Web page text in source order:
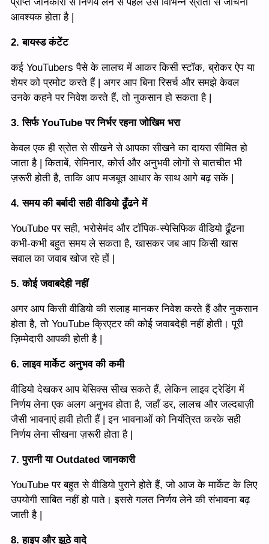
आवश्यक होता है |
2. बायस्ड कंटेंट
कई YouTubers पैसे के लालच में आकर किसी स्टॉक, ब्रोकर ऐप या
शेयर को प्रमोट करते हैं | अगर आप बिना रिसर्च और समझे केवल
उनके कहने पर निवेश करते हैं, तो नुकसान हो सकता है |
3. सिर्फ YouTube पर निर्भर रहना जोखिम भरा
केवल एक ही स्रोत से सीखने से आपका सीखने का दायरा सीमित हो
जाता है | किताबें, सेमिनार, कोर्स और अनुभवी लोगों से बातचीत भी
ज़रूरी होती है, ताकि आप मजबूत आधार के साथ आगे बढ़ सकें |
4. समय की बर्बादी सही वीडियो ढूँढने में
YouTube पर सही, भरोसेमंद और टॉपिक-स्पेसिफिक वीडियो ढूँढना
कभी-कभी बहुत समय ले सकता है, खासकर जब आप किसी खास
सवाल का जवाब खोज रहे हों |
5. कोई जवाबदेही नहीं
अगर आप किसी वीडियो की सलाह मानकर निवेश करते हैं और नुकसान
होता है, तो YouTube क्रिएटर की कोई जवाबदेही नहीं होती। पूरी
ज़िम्मेदारी आपकी होती है |
6. लाइव मार्केट अनुभव की कमी
वीडियो देखकर आप बेसिक्स सीख सकते हैं, लेकिन लाइव ट्रेडिंग में
निर्णय लेना एक अलग अनुभव होता है, जहाँ डर, लालच और जल्दबाज़ी
जैसी भावनाएं हावी होती हैं | इन भावनाओं को नियंत्रित करके सही
निर्णय लेना सीखना ज़रूरी होता है |
7. पुरानी या Outdated जानकारी
YouTube पर बहुत से वीडियो पुराने होते हैं, जो आज के मार्केट के लिए
उपयोगी साबित नहीं हो पाते। इससे गलत निर्णय लेने की संभावना बढ़
जाती है |
8. हाइप और झूठे वादे